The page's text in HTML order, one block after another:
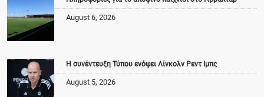
August 6, 2026
Η συνέντευξη Τύπου ενόψει Λίνκολν Ρεντ Ιμπς
August 5, 2026